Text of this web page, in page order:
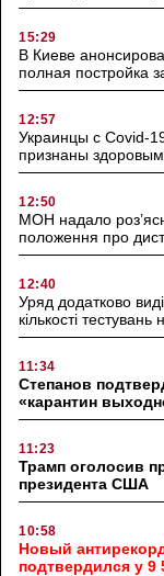
15:29
В Киеве
полная постройка
12:57
Украинцы с Covid-
признаны
12:50
МОН надало
положення про
12:40
Уряд додатково
кількості
11:34
Степанов
«карантин
11:23
Трамп оголосив
президента США
10:58
Новый
подтвердился у 9